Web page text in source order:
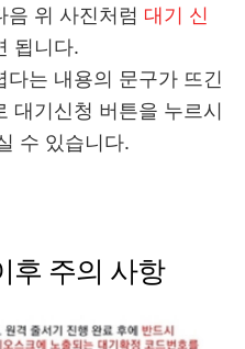
음 위 사진처럼 대기 신
됩니다.
는 내용의 문구가 뜨긴
대기신청 버튼을 누르시
수 있습니다.
후 주의 사항